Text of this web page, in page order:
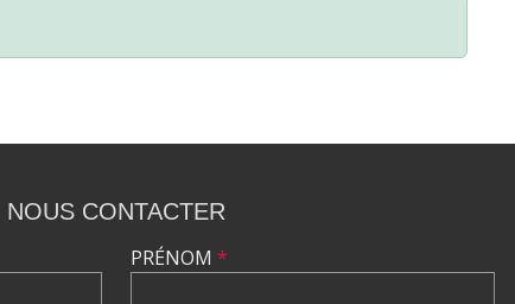
NOUS CONTACTER
PRÉNOM *